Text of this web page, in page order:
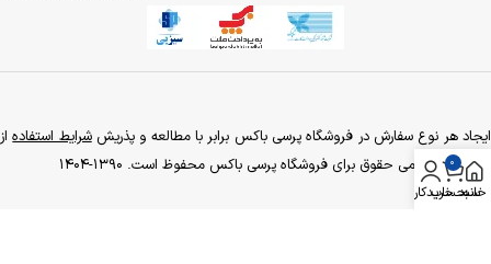
به
راه
اندازی
ایجاد هر نوع سفارش در فروشگاه پرسی باکس برابر با مطالعه و پذریششرایط استفادهاز
آن هست. تمامی حقوق برای فروشگاه پرسی باکس محفوظ است. 1390-1404
خانه
0
سبد خرید
حساب کاربری